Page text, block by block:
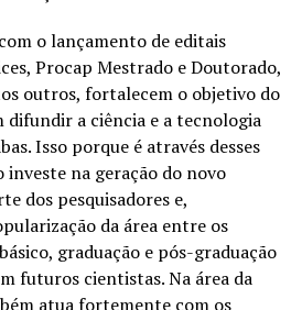
o lançamento de editais
Procap Mestrado e Doutorado,
outros, fortalecem o objetivo do
difundir a ciência e a tecnologia
Isso porque é através desses
investe na geração do novo
dos pesquisadores e,
da área entre os
graduação e pós-graduação
futuros cientistas. Na área da
atua fortemente com os